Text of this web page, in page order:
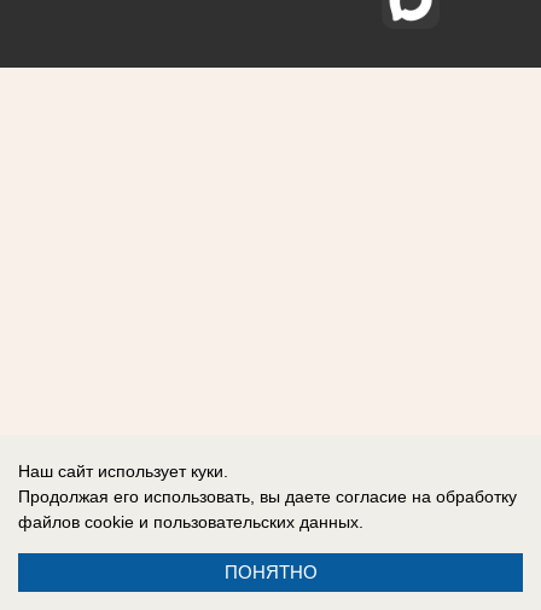
Наш сайт использует куки.
Продолжая его использовать, вы даете согласие на обработку
файлов cookie и пользовательских данных.
ПОНЯТНО